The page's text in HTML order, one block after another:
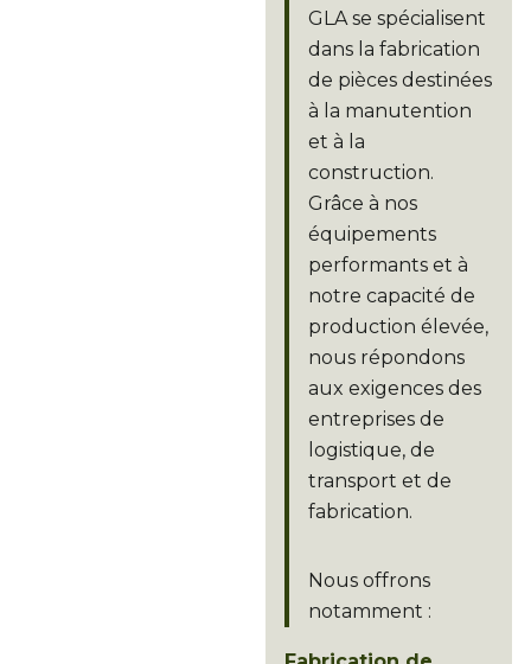
GLA se spécialisent
dans la fabrication
de pièces destinées
à la manutention
et à la
construction.
Grâce à nos
équipements
performants et à
notre capacité de
production élevée,
nous répondons
aux exigences des
entreprises de
logistique, de
transport et de
fabrication.
Nous offrons
notamment :